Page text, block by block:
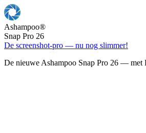
Ashampoo®
Snap Pro 26
De screenshot-pro — nu nog slimmer!
De nieuwe Ashampoo Snap Pro 26 — met